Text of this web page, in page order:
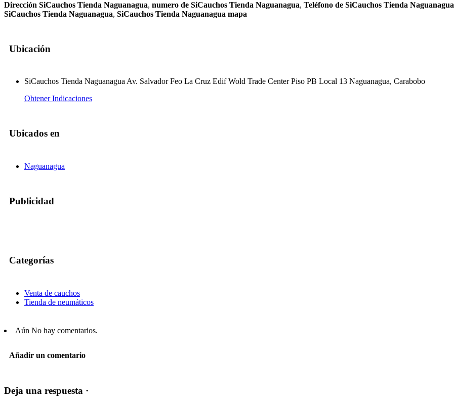
Dirección SiCauchos Tienda Naguanagua, numero de SiCauchos Tienda Naguanagua, Teléfono de SiCauchos Tienda Naguanagua
SiCauchos Tienda Naguanagua, SiCauchos Tienda Naguanagua mapa
Ubicación
SiCauchos Tienda Naguanagua Av. Salvador Feo La Cruz Edif Wold Trade Center Piso PB Local 13 Naguanagua, Carabobo
Obtener Indicaciones
Ubicados en
Naguanagua
Publicidad
Categorías
Venta de cauchos
Tienda de neumáticos
Aún No hay comentarios.
Añadir un comentario
Deja una respuesta ·